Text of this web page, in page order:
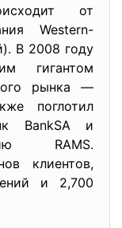
от
Western-
В 2008 году
гигантом
рынка —
поглотил
BankSA и
RAMS.
клиентов,
и 2,700